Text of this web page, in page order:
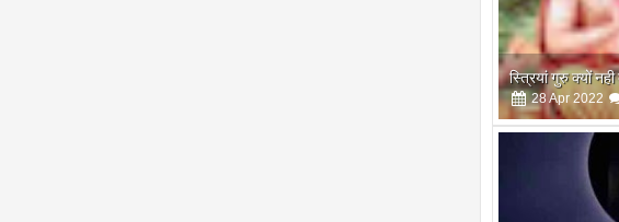
इस अमावस के दिन
फलदायी
28 Apr 2022